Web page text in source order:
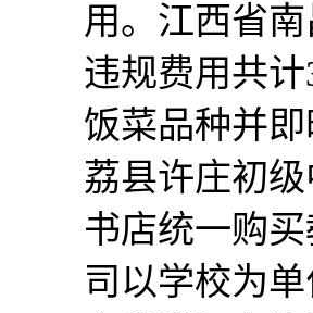
用。江西省
违规费用共
饭菜品种并
荔县许庄初
书店统一购
司以学校为